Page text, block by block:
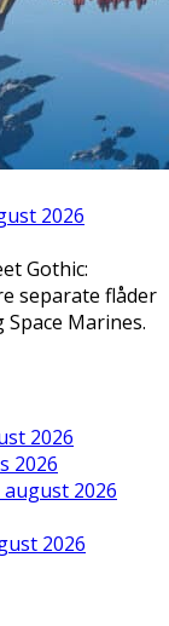
2026
Gothic:
separate flåder
Marines.
2026
2026
2026
2026